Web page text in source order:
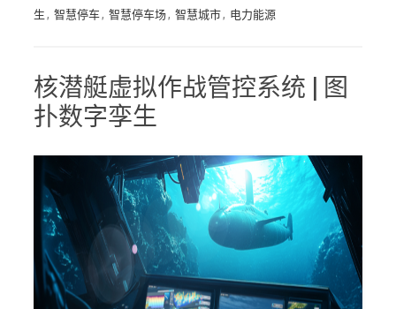
生 , 智慧停车, 智慧停车场, 智慧城市, 电力能源
核潜艇虚拟作战管控系统 | 图
扑数字孪生